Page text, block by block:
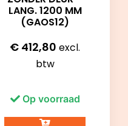
LANG. 1200 MM
(GAOS12)
€ 412,80 excl.
btw
Op voorraad